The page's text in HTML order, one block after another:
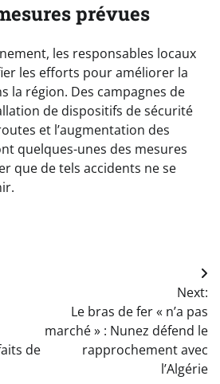
prévues
les responsables locaux
les efforts pour améliorer la
la région. Des campagnes de
de dispositifs de sécurité
et l’augmentation des
quelques-unes des mesures
que de tels accidents ne se
de
Next:
Le bras de fer « n’a pas
marché » : Nunez défend le
rapprochement avec
l’Algérie